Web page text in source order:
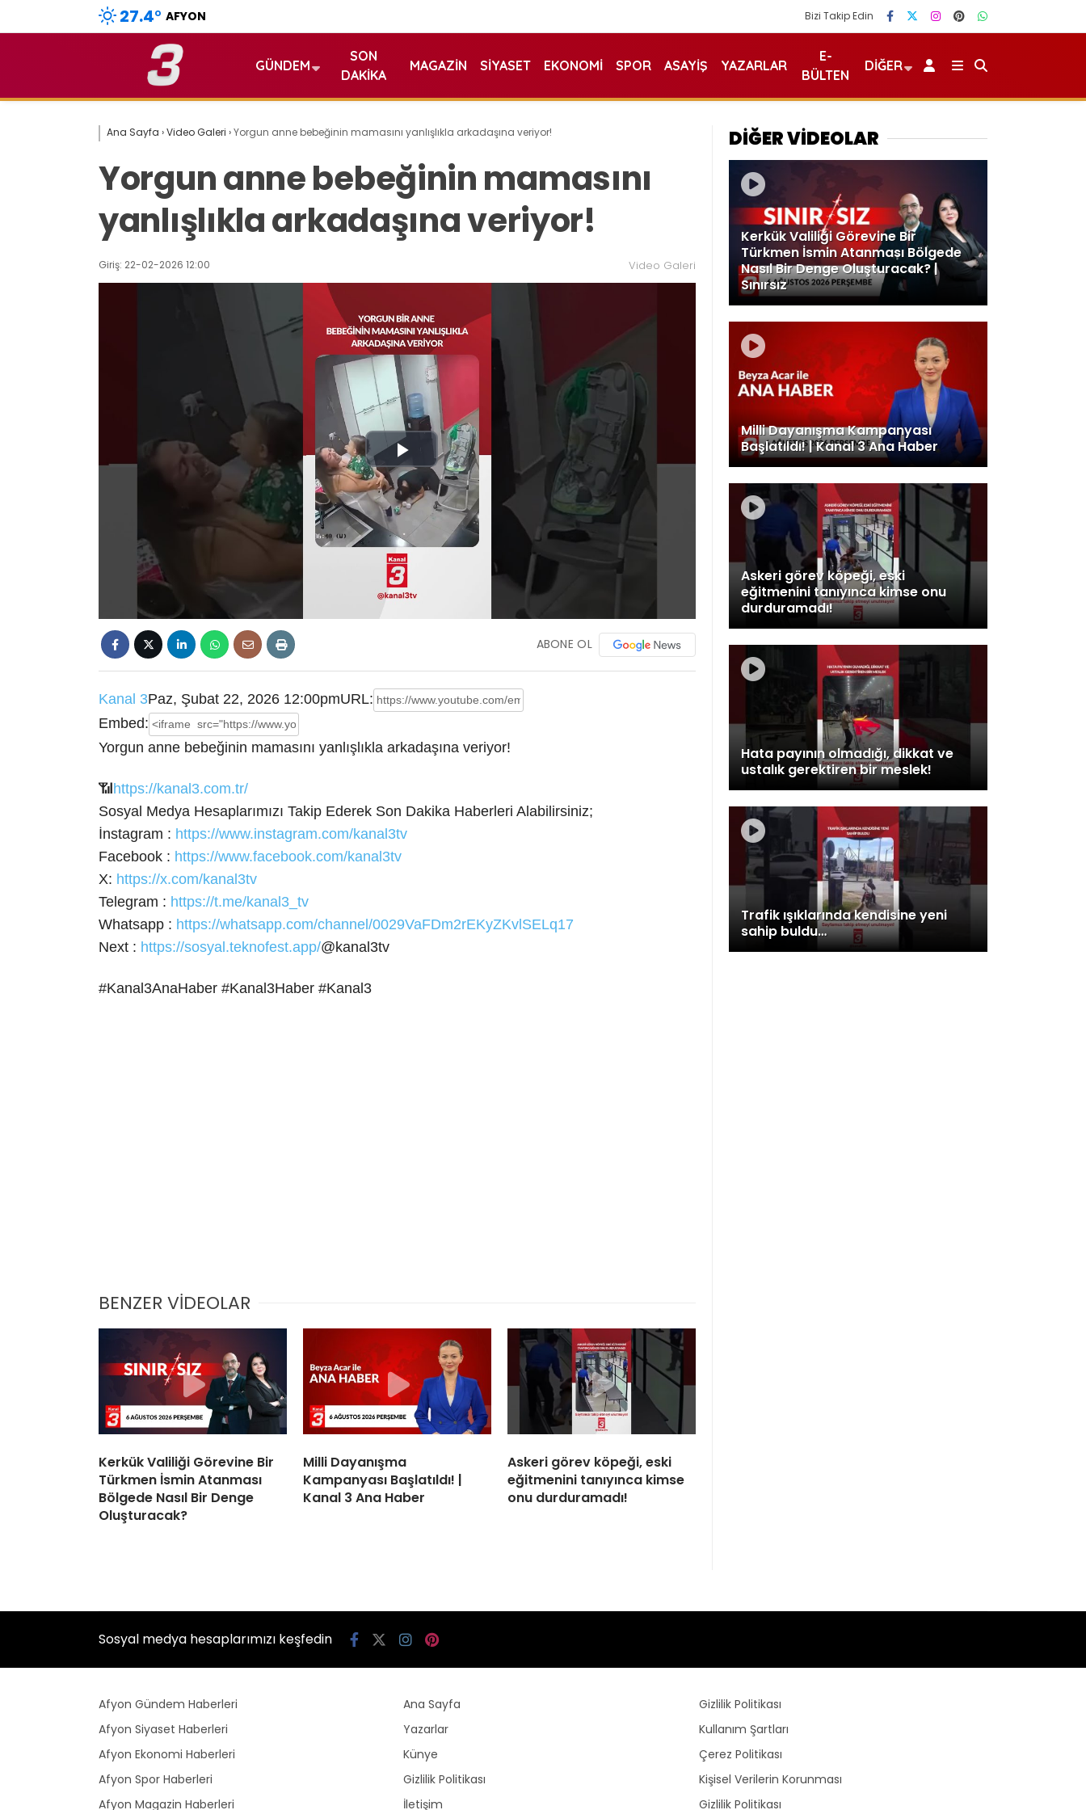
27.4° AFYON Bizi Takip Edin
GÜNDEM
SON
DAKIKA
MAGAZIN SIYASET EKONOMI SPOR ASAYIŞ YAZARLAR
E-
BÜLTEN
DIĞER
Ana Sayfa ›Video Galeri ›Yorgun anne bebeğinin mamasını yanlışlıkla arkadaşına veriyor!
Yorgun anne bebeğinin mamasını
yanlışlıkla arkadaşına veriyor!
Giriş: 22-02-2026 12:00 Video Galeri
Play
Video
ABONE OL
Kanal 3Paz, Şubat 22, 2026 12:00pmURL:
Embed:
Yorgun anne bebeğinin mamasını yanlışlıkla arkadaşına veriyor!
📶 https://kanal3.com.tr/
Sosyal Medya Hesaplarımızı Takip Ederek Son Dakika Haberleri Alabilirsiniz;
İnstagram : https://www.instagram.com/kanal3tv
Facebook : https://www.facebook.com/kanal3tv
X: https://x.com/kanal3tv
Telegram : https://t.me/kanal3_tv
Whatsapp : https://whatsapp.com/channel/0029VaFDm2rEKyZKvlSELq17
Next : https://sosyal.teknofest.app/@kanal3tv
#Kanal3AnaHaber #Kanal3Haber #Kanal3
BENZER VİDEOLAR
Kerkük Valiliği Görevine Bir
Türkmen İsmin Atanması
Bölgede Nasıl Bir Denge
Oluşturacak?
Milli Dayanışma
Kampanyası Başlatıldı! |
Kanal 3 Ana Haber
Askeri görev köpeği, eski
eğitmenini tanıyınca kimse
onu durduramadı!
DİĞER VİDEOLAR
Kerkük Valiliği Görevine Bir
Türkmen İsmin Atanması Bölgede
Nasıl Bir Denge Oluşturacak? |
Sınırsız
Milli Dayanışma Kampanyası
Başlatıldı! | Kanal 3 Ana Haber
Askeri görev köpeği, eski
eğitmenini tanıyınca kimse onu
durduramadı!
Hata payının olmadığı, dikkat ve
ustalık gerektiren bir meslek!
Trafik ışıklarında kendisine yeni
sahip buldu…
Sosyal medya hesaplarımızı keşfedin
Afyon Gündem Haberleri
Afyon Siyaset Haberleri
Afyon Ekonomi Haberleri
Afyon Spor Haberleri
Afyon Magazin Haberleri
Ana Sayfa
Yazarlar
Künye
Gizlilik Politikası
İletişim
Gizlilik Politikası
Kullanım Şartları
Çerez Politikası
Kişisel Verilerin Korunması
Gizlilik Politikası